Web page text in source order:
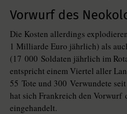
Vorwurf des
Die Kosten allerdings
1 Milliarde Euro jährlich) als
(17 000 Soldaten jährlich im
entspricht einem Viertel aller
55 Tote und 300 Verwundete
hat sich Frankreich den Vorwurf
eingehandelt.